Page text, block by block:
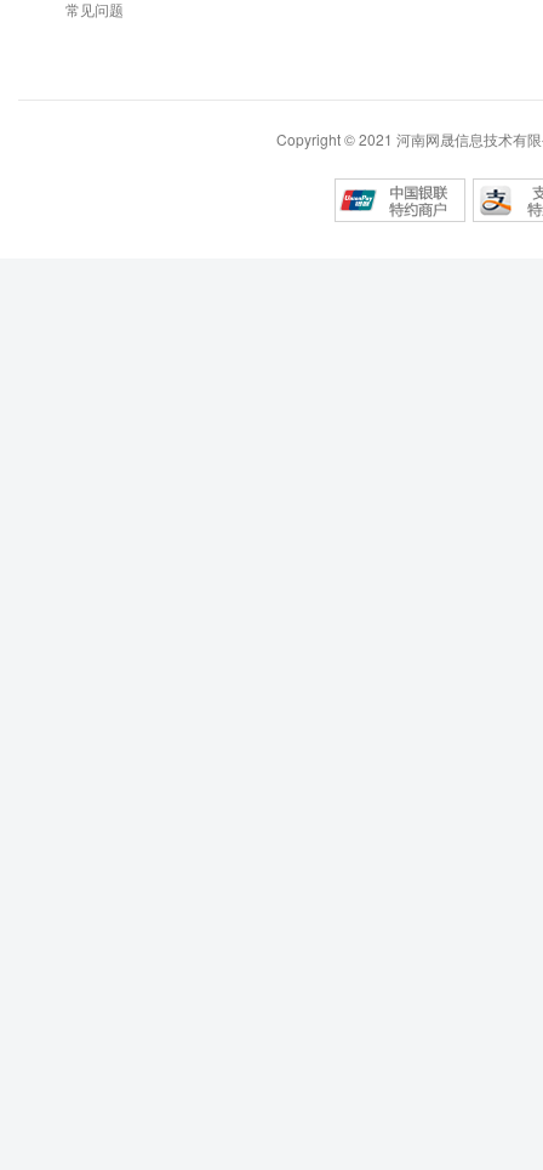
常见问题
Copyright © 2021 河南网晟信息技术有